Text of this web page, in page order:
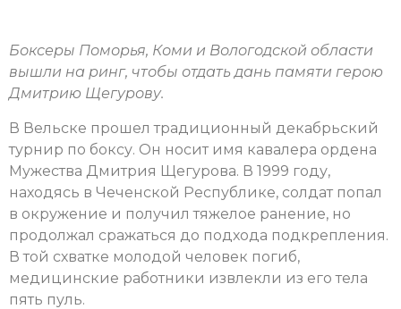
Боксеры Поморья, Коми и Вологодской области
вышли на ринг, чтобы отдать дань памяти герою
Дмитрию Щегурову.
В Вельске прошел традиционный декабрьский
турнир по боксу. Он носит имя кавалера ордена
Мужества Дмитрия Щегурова. В 1999 году,
находясь в Чеченской Республике, солдат попал
в окружение и получил тяжелое ранение, но
продолжал сражаться до подхода подкрепления.
В той схватке молодой человек погиб,
медицинские работники извлекли из его тела
пять пуль.